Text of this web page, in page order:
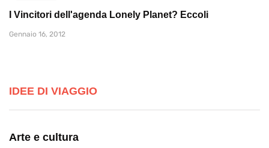
I Vincitori dell'agenda Lonely Planet? Eccoli
Gennaio 16, 2012
IDEE DI VIAGGIO
Arte e cultura